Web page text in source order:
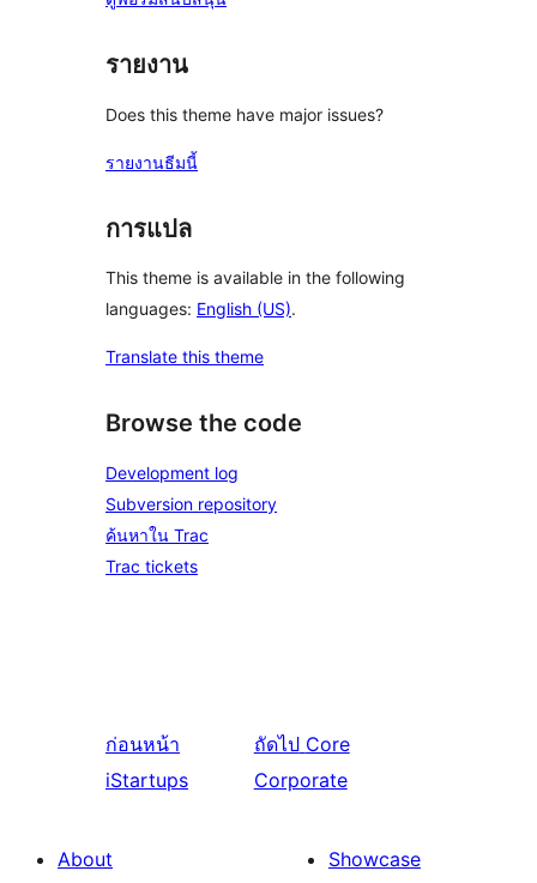
รายงาน
Does this theme have major issues?
รายงานธีมนี้
การแปล
This theme is available in the following
languages: English (US).
Translate this theme
Browse the code
Development log
Subversion repository
ค้นหาใน Trac
Trac tickets
ก่อนหน้า
iStartups
ถัดไป Core
Corporate
About
Showcase